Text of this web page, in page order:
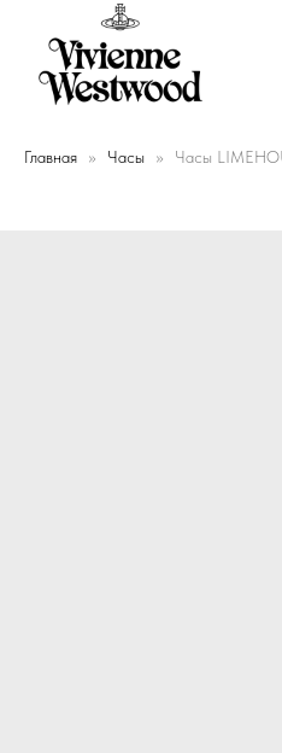
Главная Часы Часы